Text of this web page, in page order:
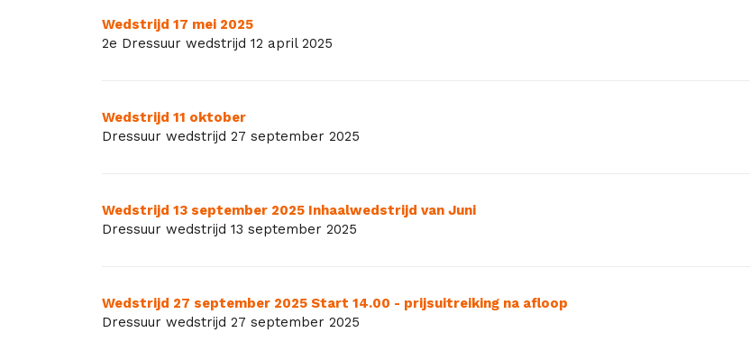
Wedstrijd 17 mei 2025
2e Dressuur wedstrijd 12 april 2025
Wedstrijd 11 oktober
Dressuur wedstrijd 27 september 2025
Wedstrijd 13 september 2025 Inhaalwedstrijd van Juni
Dressuur wedstrijd 13 september 2025
Wedstrijd 27 september 2025 Start 14.00 - prijsuitreiking na afloop
Dressuur wedstrijd 27 september 2025